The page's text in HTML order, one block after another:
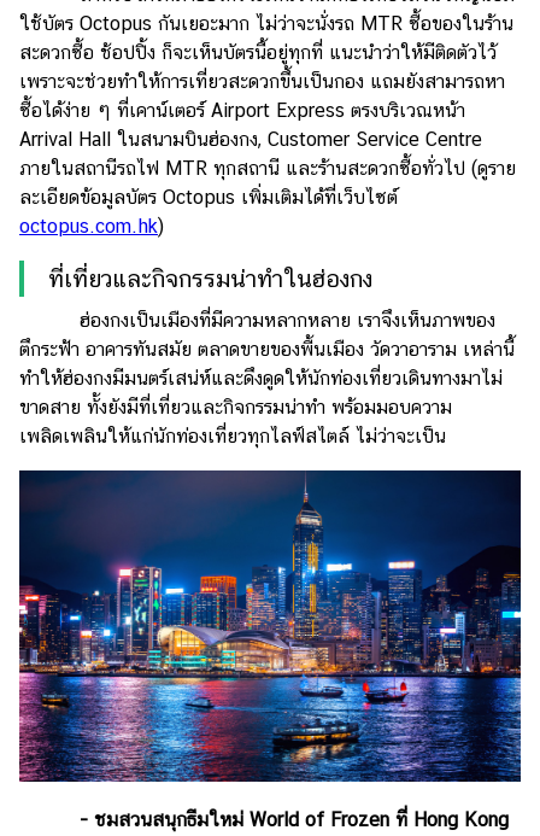
ใช้บัตร Octopus กันเยอะมาก ไม่ว่าจะนั่งรถ MTR ซื้อของในร้าน
สะดวกซื้อ ช้อปปิ้ง ก็จะเห็นบัตรนี้อยู่ทุกที่ แนะนำว่าให้มีติดตัวไว้
เพราะจะช่วยทำให้การเที่ยวสะดวกขึ้นเป็นกอง แถมยังสามารถหา
ซื้อได้ง่าย ๆ ที่เคาน์เตอร์ Airport Express ตรงบริเวณหน้า
Arrival Hall ในสนามบินฮ่องกง, Customer Service Centre
ภายในสถานีรถไฟ MTR ทุกสถานี และร้านสะดวกซื้อทั่วไป (ดูราย
ละเอียดข้อมูลบัตร Octopus เพิ่มเติมได้ที่เว็บไซต์
octopus.com.hk)
ที่เที่ยวและกิจกรรมน่าทำในฮ่องกง
ฮ่องกงเป็นเมืองที่มีความหลากหลาย เราจึงเห็นภาพของ
ตึกระฟ้า อาคารทันสมัย ตลาดขายของพื้นเมือง วัดวาอาราม เหล่านี้
ทำให้ฮ่องกงมีมนตร์เสน่ห์และดึงดูดให้นักท่องเที่ยวเดินทางมาไม่
ขาดสาย ทั้งยังมีที่เที่ยวและกิจกรรมน่าทำ พร้อมมอบความ
เพลิดเพลินให้แก่นักท่องเที่ยวทุกไลฟ์สไตล์ ไม่ว่าจะเป็น
- ชมสวนสนุกธีมใหม่ World of Frozen ที่ Hong Kong